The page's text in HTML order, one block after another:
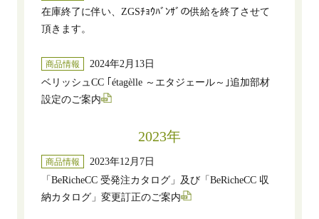
在庫終了に伴い、ZGSﾁｮｳﾊﾞﾝｻﾞの供給を終了させて
頂きます。
商品情報
2024年2月13日
ベリッシュCC ｢étagèlle ～エタジェール～｣追加部材
設定のご案内
2023年
商品情報
2023年12月7日
「BeRicheCC 受発注カタログ」及び「BeRicheCC 収
納カタログ」変更訂正のご案内